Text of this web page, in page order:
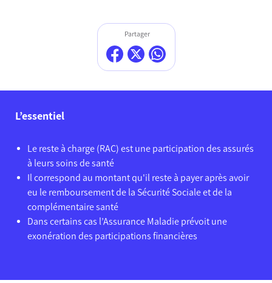
Partager
L’essentiel
Le reste à charge (RAC) est une participation des assurés
à leurs soins de santé
Il correspond au montant qu'il reste à payer après avoir
eu le remboursement de la Sécurité Sociale et de la
complémentaire santé
Dans certains cas l’Assurance Maladie prévoit une
exonération des participations financières